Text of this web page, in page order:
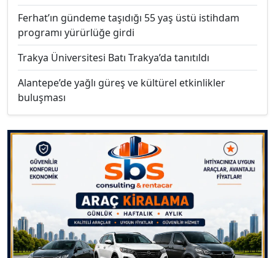
Ferhat’ın gündeme taşıdığı 55 yaş üstü istihdam
programı yürürlüğe girdi
Trakya Üniversitesi Batı Trakya’da tanıtıldı
Alantepe’de yağlı güreş ve kültürel etkinlikler
buluşması